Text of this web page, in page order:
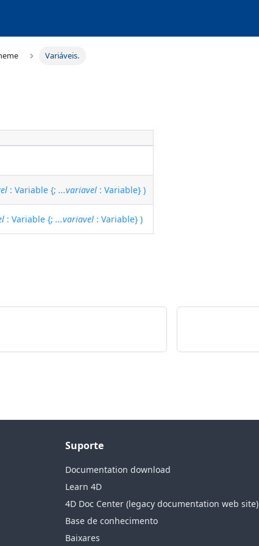
Variáveis.
: Variable {;...variavel : Variable} )
: Variable {;...variavel : Variable} )
Suporte
Documentation download
Learn 4D
4D Doc Center (legacy documentation web site)
Base de conhecimento
Baixares